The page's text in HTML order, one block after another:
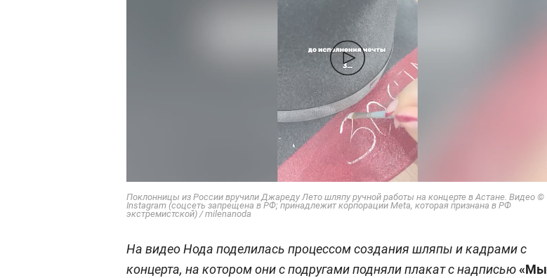
Поклонницы из России вручили Джареду Лето шляпу ручной работы на концерте в Астане. Видео ©
Instagram (соцсеть запрещена в РФ; принадлежит корпорации Meta, которая признана в РФ
экстремистской) / milenanoda
На видео Нода поделилась процессом создания шляпы и кадрами с
концерта, на котором они с подругами подняли плакат с надписью«Мы